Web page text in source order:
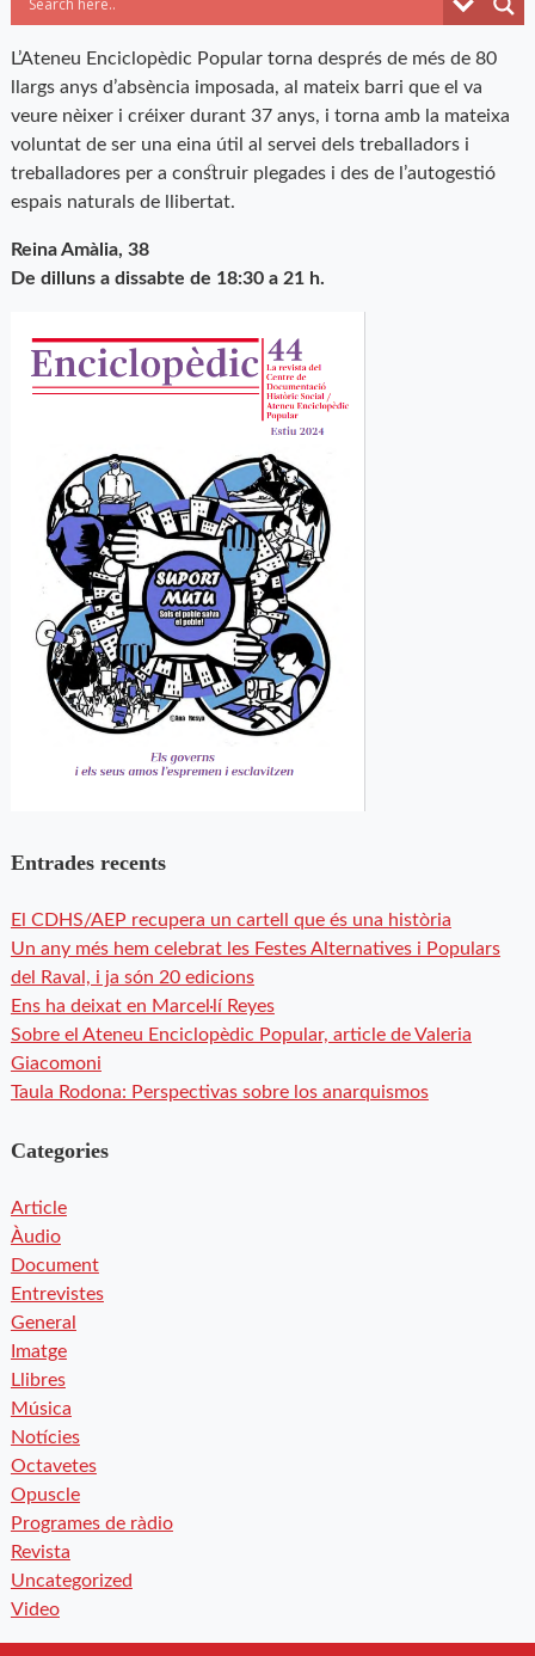
L’Ateneu Enciclopèdic Popular torna després de més de 80
llargs anys d’absència imposada, al mateix barri que el va
veure nèixer i créixer durant 37 anys, i torna amb la mateixa
voluntat de ser una eina útil al servei dels treballadors i
treballadores per a construir plegades i des de l’autogestió
espais naturals de llibertat.
Reina Amàlia, 38
De dilluns a dissabte de 18:30 a 21 h.
Entrades recents
El CDHS/AEP recupera un cartell que és una història
Un any més hem celebrat les Festes Alternatives i Populars
del Raval, i ja són 20 edicions
Ens ha deixat en Marcel·lí Reyes
Sobre el Ateneu Enciclopèdic Popular, article de Valeria
Giacomoni
Taula Rodona: Perspectivas sobre los anarquismos
Categories
Article
Àudio
Document
Entrevistes
General
Imatge
Llibres
Música
Notícies
Octavetes
Opuscle
Programes de ràdio
Revista
Uncategorized
Video